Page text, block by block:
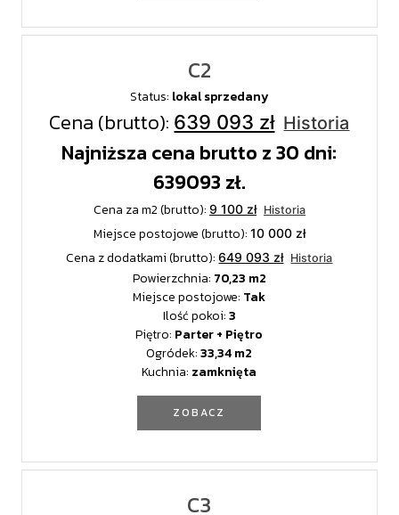
C2
Status: lokal sprzedany
Cena (brutto): 639 093 zł Historia
Najniższa cena brutto z 30 dni:
639093 zł.
Cena za m2 (brutto): 9 100 zł Historia
Miejsce postojowe (brutto): 10 000 zł
Cena z dodatkami (brutto):649 093 zł Historia
Powierzchnia: 70,23
Miejsce postojowe: Tak
Ilość pokoi:3
Piętro: Parter + Piętro
Ogródek:33,34
Kuchnia: zamknięta
ZOBACZ
C3